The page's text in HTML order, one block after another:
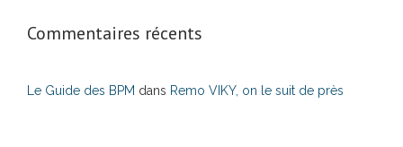
Commentaires récents
Le Guide des BPM dans Remo VIKY, on le suit de près